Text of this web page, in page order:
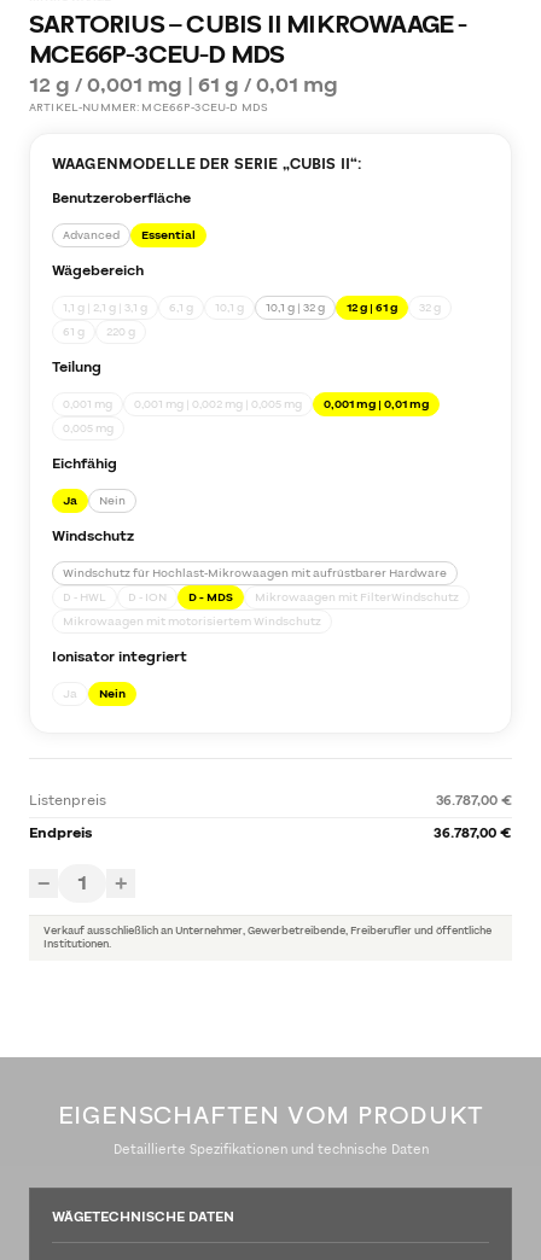
SARTORIUS – CUBIS II MIKROWAAGE -
MCE66P-3CEU-D MDS
12 g / 0,001 mg | 61 g / 0,01 mg
ARTIKEL-NUMMER: MCE66P-3CEU-D MDS
WAAGENMODELLE DER SERIE „CUBIS II“:
Benutzeroberfläche
Advanced Essential
Wägebereich
1,1 g | 2,1 g | 3,1 g 6,1 g 10,1 g 10,1 g | 32 g 12 g | 61 g
32 g
61 g
220 g
Teilung
0,001 mg 0,001 mg | 0,002 mg | 0,005 mg
0,001 mg | 0,01 mg
0,005 mg
Eichfähig
Ja Nein
Windschutz
Windschutz für Hochlast-Mikrowaagen mit aufrüstbarer Hardware
D - HWL
D - ION D - MDS
Mikrowaagen mit FilterWindschutz
Mikrowaagen mit motorisiertem Windschutz
Ionisator integriert
Ja Nein
Listenpreis
36.787,00 €
Endpreis
36.787,00 €
− 1 +
Verkauf ausschließlich an Unternehmer, Gewerbetreibende, Freiberufler und öffentliche
Institutionen.
EIGENSCHAFTEN VOM PRODUKT
Detaillierte Spezifikationen und technische Daten
WÄGETECHNISCHE DATEN